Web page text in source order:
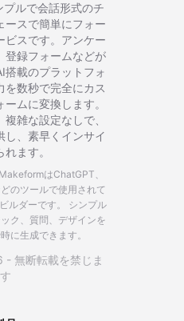
ルで会話形式のチ
ースで簡単にフォー
ビスです。アンケー
登録フォームなどが
搭載のプラットフォ
を数秒で完全にカス
ムに変換します。
雑な設定なしで、
し、素早くインサイ
れます。
MakeformはChatGPT、
のツールで使用されて
ルダーです。
シンプル
ク、質問、デザインを
に生成できます。
無断転載を禁じま
す